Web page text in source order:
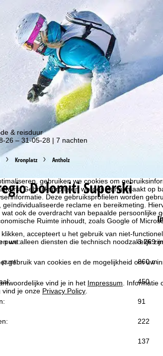
gebruiken we cookies om
Gebruiksprofielen worden aangemaakt op
Deze gebruiksprofielen worden
geïndividualiseerde reclame en bereikmeting.
ook de overdracht van bepaalde persoonlijke
Ruimte inhoudt, zoals Google of
klikken, accepteert u het gebruik van niet-
we alleen diensten die technisch noodzakelijk
gebruik van cookies en de mogelijkheid om uw
vind je in het Impressum .
vind je onze Privacy Policy
van onze kortingsacties!
& reisduur
26 – 31-05-28 | 7 nachten
Kronplatz Antholz
Dolomiti Superski
punt: 3.269 m
punt: 860 m
450
91
222
137